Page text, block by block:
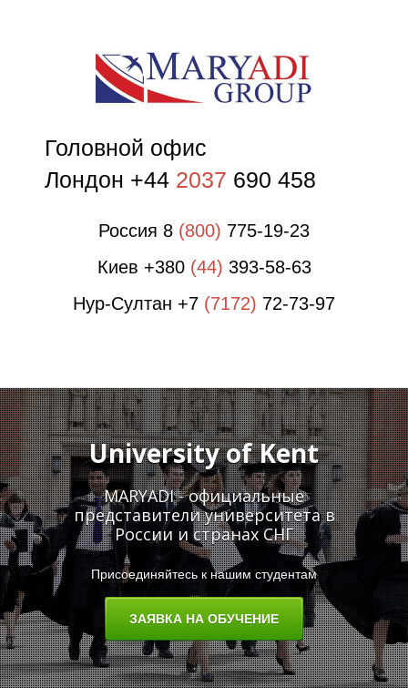
Головной офис
Лондон +44 2037 690 458
Россия 8 (800) 775-19-23
Киев +380 (44) 393-58-63
Нур-Султан +7 (7172) 72-73-97
University of Kent
MARYADI - официальные
представители университета в
России и странах СНГ
Присоединяйтесь к нашим студентам
ЗАЯВКА НА ОБУЧЕНИЕ
Р